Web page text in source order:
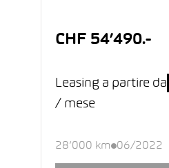
CHF 54’490.-
Leasing a partire da
/ mese
28’000 km 06/2022